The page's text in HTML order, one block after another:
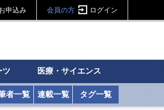
申込み 会員の方 ログイン
ツ 医療・サイエンス
者一覧 連載一覧 タグ一覧